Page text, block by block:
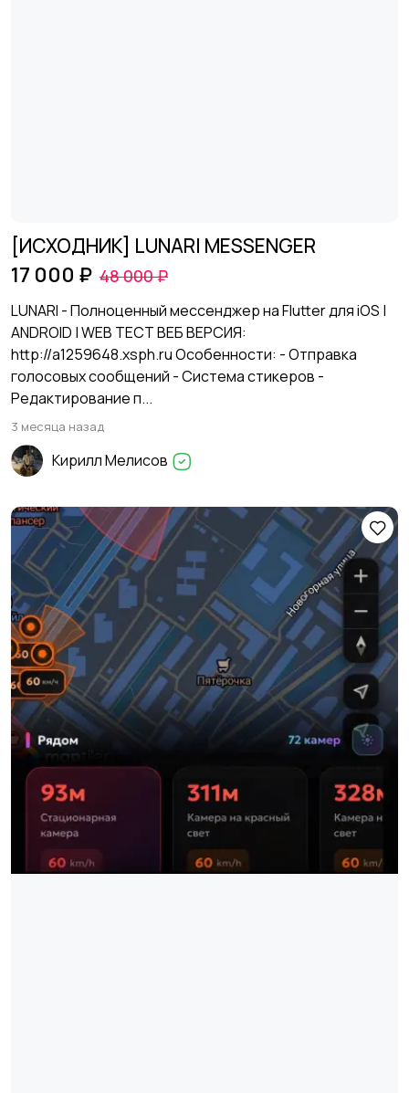
[ИСХОДНИК] LUNARI MESSENGER
17 000 ₽ 48 000 ₽
LUNARI - Полноценный мессенджер на Flutter для iOS |
ANDROID | WEB ТЕСТ ВЕБ ВЕРСИЯ:
http://a1259648.xsph.ru Особенности: - Отправка
голосовых сообщений - Система стикеров -
Редактирование п...
3 месяца назад
Кирилл Мелисов